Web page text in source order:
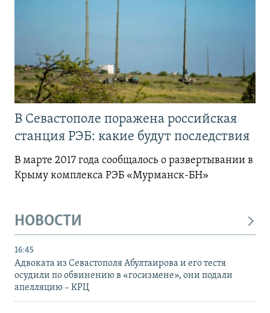
В Севастополе поражена российская
станция РЭБ: какие будут последствия
В марте 2017 года сообщалось о развертывании в
Крыму комплекса РЭБ «Мурманск-БН»
НОВОСТИ
16:45
Адвоката из Севастополя Абултаирова и его тестя
осудили по обвинению в «госизмене», они подали
апелляцию – КРЦ